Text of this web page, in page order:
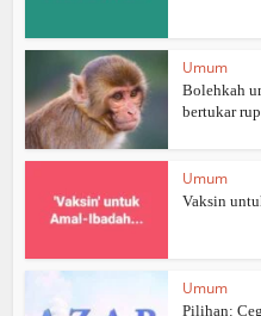
Umum
Bolehkah
bertukar
Umum
Vaksin
Umum
Pilihan: